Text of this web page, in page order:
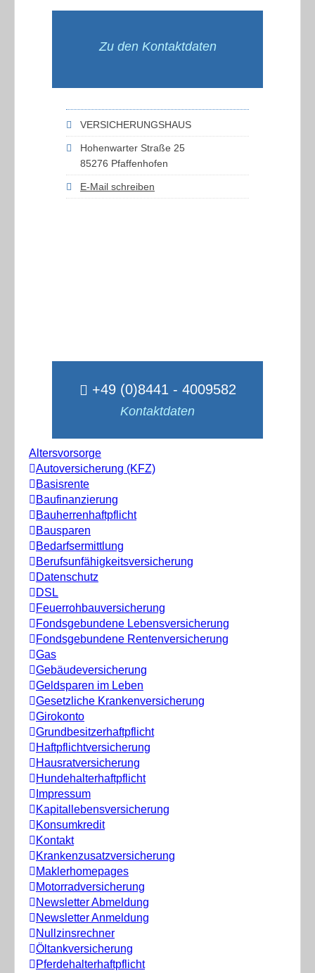
Zu den Kontaktdaten
VERSICHERUNGSHAUS
Hohenwarter Straße 25
85276 Pfaffenhofen
E-Mail schreiben
+49 (0)8441 - 4009582
Kontaktdaten
Altersvorsorge
Autoversicherung (KFZ)
Basisrente
Baufinanzierung
Bauherrenhaftpflicht
Bausparen
Bedarfsermittlung
Berufs­unfähigkeitsversicherung
Datenschutz
DSL
Feuerrohbauversicherung
Fondsgebundene Lebensversicherung
Fondsgebundene Rentenversicherung
Gas
Gebäudeversicherung
Geldsparen im Leben
Gesetzliche Krankenversicherung
Girokonto
Grundbesitzerhaftpflicht
Haftpflichtversicherung
Hausratversicherung
Hundehalterhaftpflicht
Impressum
Kapitallebensversicherung
Konsumkredit
Kontakt
Krankenzusatzversicherung
Maklerhomepages
Motorradversicherung
Newsletter Abmeldung
Newsletter Anmeldung
Nullzinsrechner
Öltankversicherung
Pferdehalterhaftpflicht